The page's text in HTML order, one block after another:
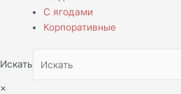
С ягодами
Корпоративные
Искать
×